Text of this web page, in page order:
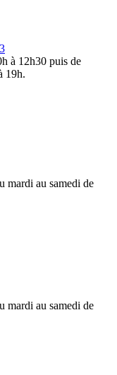
à 12h30 puis de
19h.
mardi au samedi de
mardi au samedi de